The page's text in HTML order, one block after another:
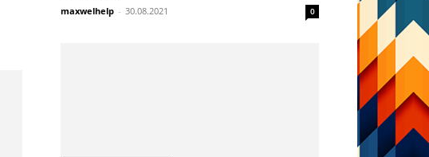
maxwelhelp - 30.08.2021 0